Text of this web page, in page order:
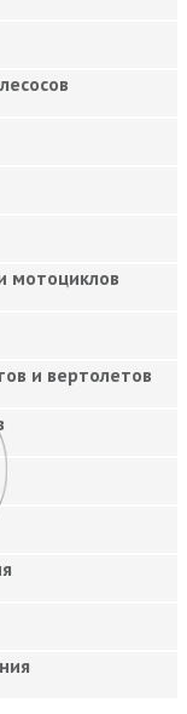
мотоциклов
и вертолетов